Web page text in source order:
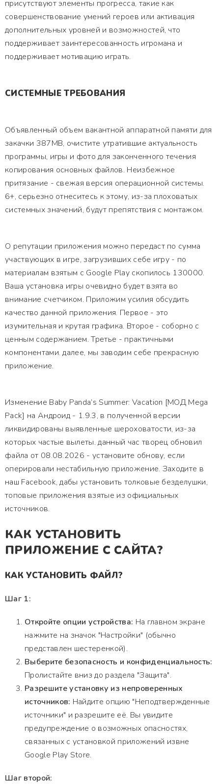
присутствуют элементы прогресса, такие как
совершенствование умений героев или активация
дополнительных уровней и возможностей, что
поддерживает заинтересованность игромана и
поддерживает мотивацию играть.
СИСТЕМНЫЕ ТРЕБОВАНИЯ
Объявленный объем вакантной аппаратной памяти для
закачки 387MB, очистите утратившие актуальность
программы, игры и фото для законченного течения
копирования основных файлов. Неизбежное
притязание - свежая версия операционной системы.
6+, серьезно отнеситесь к этому, из-за плоховатых
системных значений, будут препятствия с монтажом.
О репутации приложения можно передаст по сумма
участвующих в игре, загрузивших себе игру - по
материалам взятым с Google Play скопилось 130000.
Ваша установка игры очевидно будет взята во
внимание счетчиком. Приложим усилия обсудить
качество данной приложения. Первое - это
изумительная и крутая графика. Второе - соборно с
ценным содержанием. Третье - практичными
компонентами. далее, мы заводим себе прекрасную
приложение.
Изменение Baby Panda’s Summer: Vacation [МОД Mega
Pack] на Андроид - 1.9.3, в полученной версии
ликвидированы выявленные шероховатости, из-за
которых частые вылеты. данный час творец обновил
файла от 08.08.2026 - установите обнову, если
оперировали нестабильную приложение. Заходите в
наш Facebook, дабы установить толковые безделушки,
топовые приложения взятые из официальных
источников.
КАК УСТАНОВИТЬ
ПРИЛОЖЕНИЕ С САЙТА?
КАК УСТАНОВИТЬ ФАЙЛ?
Шаг 1:
Откройте опции устройства: На главном экране
нажмите на значок "Настройки" (обычно
представлен шестеренкой).
Выберите безопасность и конфиденциальность:
Пролистайте вниз до раздела "Защита".
Разрешите установку из непроверенных
источников: Найдите опцию "Неподтвержденные
источники" и разрешите её. Вы увидите
предупреждение о возможных опасностях,
связанных с установкой приложений извне
Google Play Store.
Шаг второй: